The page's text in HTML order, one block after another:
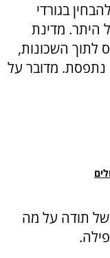
בגורדי
היתר. מדינת
לתוך השכונות,
נתפסת. מדובר על
של תודה על מה